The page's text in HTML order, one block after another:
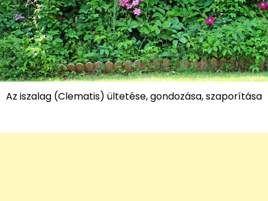
Az iszalag (Clematis) ültetése, gondozása, szaporítása